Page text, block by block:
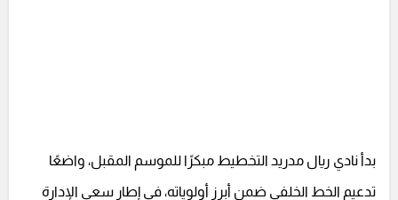
بدأ نادي ريال مدريد التخطيط مبكرًا للموسم المقبل، واضعًا
تدعيم الخط الخلفي ضمن أبرز أولوياته، في إطار سعي الإدارة